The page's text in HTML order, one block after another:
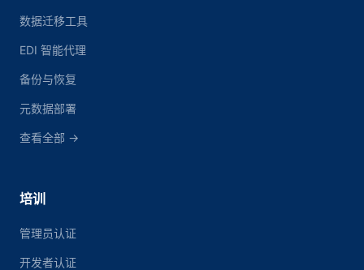
数据迁移工具
EDI 智能代理
备份与恢复
元数据部署
查看全部 →
培训
管理员认证
开发者认证